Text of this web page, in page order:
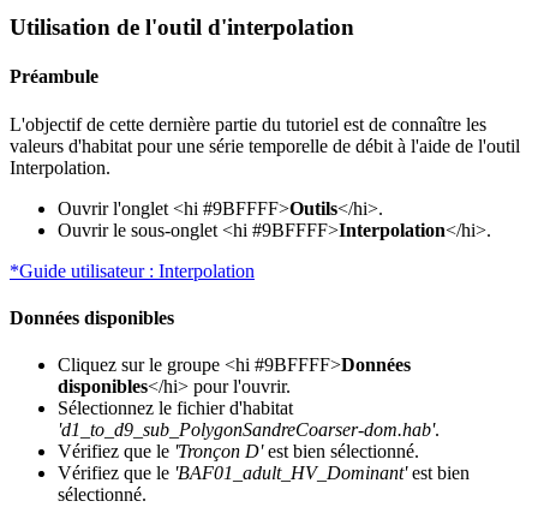
Utilisation de l'outil d'interpolation
Préambule
L'objectif de cette dernière partie du tutoriel est de connaître les
valeurs d'habitat pour une série temporelle de débit à l'aide de l'outil
Interpolation.
Ouvrir l'onglet <hi #9BFFFF>Outils</hi>.
Ouvrir le sous-onglet <hi #9BFFFF>Interpolation</hi>.
*Guide utilisateur : Interpolation
Données disponibles
Cliquez sur le groupe <hi #9BFFFF>Données
disponibles</hi> pour l'ouvrir.
Sélectionnez le fichier d'habitat
'd1_to_d9_sub_PolygonSandreCoarser-dom.hab'.
Vérifiez que le 'Tronçon D'est bien sélectionné.
Vérifiez que le 'BAF01_adult_HV_Dominant'est bien
sélectionné.